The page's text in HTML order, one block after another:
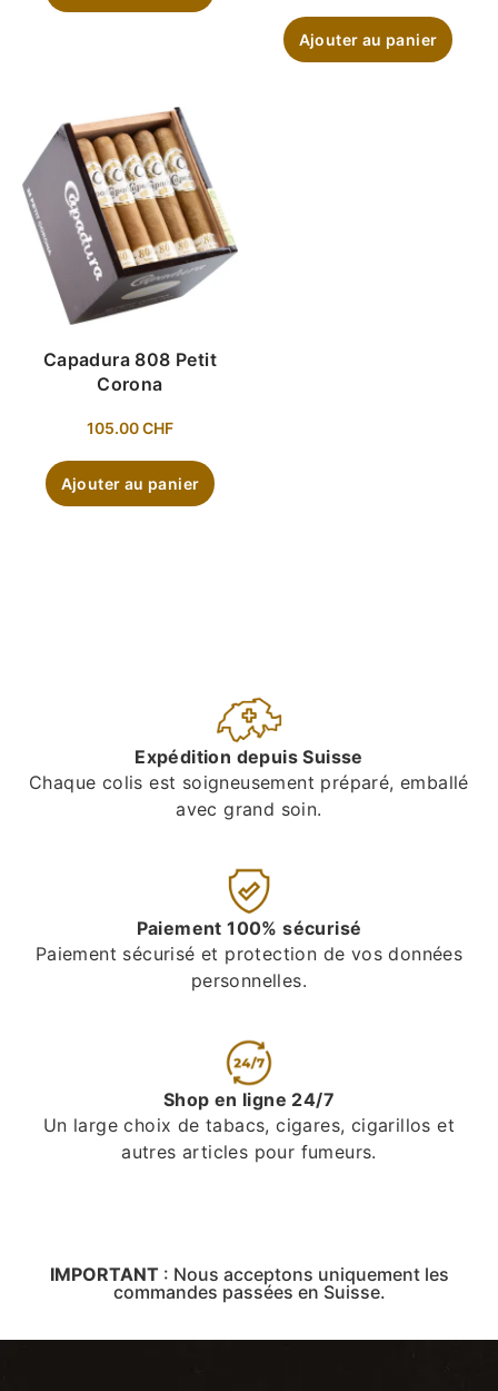
Ajouter au panier
Capadura 808 Petit
Corona
105.00CHF
Ajouter au panier
Expédition depuis Suisse
Chaque colis est soigneusement préparé, emballé
avec grand soin.
Paiement 100% sécurisé
Paiement sécurisé et protection de vos données
personnelles.
Shop en ligne 24/7
Un large choix de tabacs, cigares, cigarillos et
autres articles pour fumeurs.
IMPORTANT : Nous acceptons uniquement les
commandes passées en Suisse.